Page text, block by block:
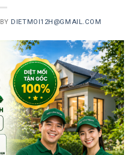
BY DIETMOI12H@GMAIL.COM